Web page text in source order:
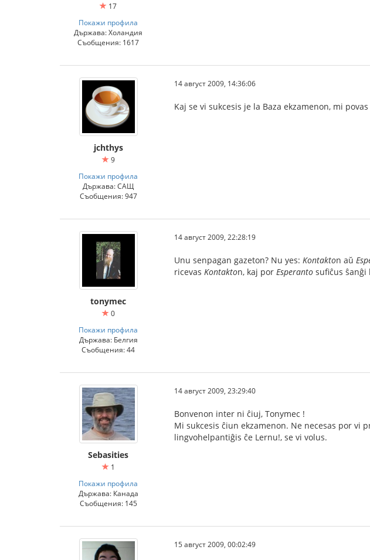
17
Покажи профила
Държава: Холандия
Съобщения: 1617
jchthys
9
Покажи профила
Държава: САЩ
Съобщения: 947
14 август 2009, 14:36:06
Kaj se vi sukcesis je la Baza ekzamenon, mi
tonymec
0
Покажи профила
Държава: Белгия
Съобщения: 44
14 август 2009, 22:28:19
Unu senpagan gazeton? Nu yes: Kontakton aŭ
ricevas Kontakton, kaj por Esperanto sufiĉus ŝanĝi
Sebasities
1
Покажи профила
Държава: Канада
Съобщения: 145
14 август 2009, 23:29:40
Bonvenon inter ni ĉiuj, Tonymec !
Mi sukcesis ĉiun ekzamenon. Ne necesas por vi
lingvohelpantiĝis ĉe Lernu!, se vi volus.
15 август 2009, 00:02:49